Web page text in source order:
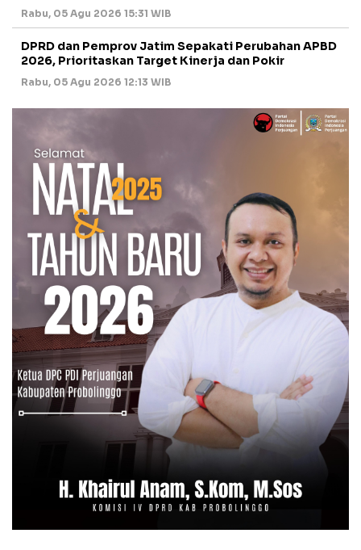
Rabu, 05 Agu 2026 15:31 WIB
DPRD dan Pemprov Jatim Sepakati Perubahan APBD
2026, Prioritaskan Target Kinerja dan Pokir
Rabu, 05 Agu 2026 12:13 WIB